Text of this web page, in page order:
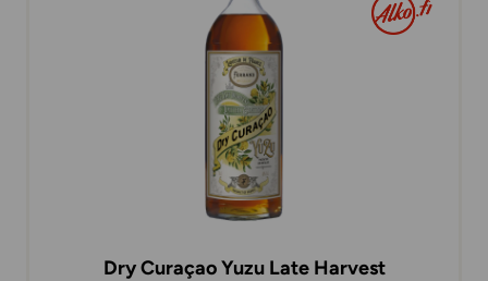
Dry Curaçao Yuzu Late Harvest